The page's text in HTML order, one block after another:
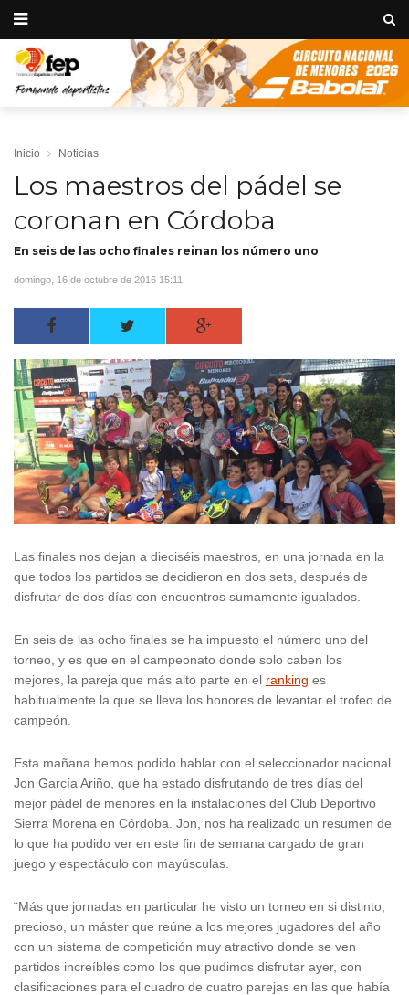
Inicio Noticias
Los maestros del pádel se
coronan en Córdoba
En seis de las ocho finales reinan los número uno
domingo, 16 de octubre de 2016 15:11
Las finales nos dejan a dieciséis maestros, en una jornada en la
que todos los partidos se decidieron en dos sets, después de
disfrutar de dos días con encuentros sumamente igualados.
En seis de las ocho finales se ha impuesto el número uno del
torneo, y es que en el campeonato donde solo caben los
mejores, la pareja que más alto parte en el ranking es
habitualmente la que se lleva los honores de levantar el trofeo de
campeón.
Esta mañana hemos podido hablar con el seleccionador nacional
Jon García Ariño, que ha estado disfrutando de tres días del
mejor pádel de menores en la instalaciones del Club Deportivo
Sierra Morena en Córdoba. Jon, nos ha realizado un resumen de
lo que ha podido ver en este fin de semana cargado de gran
juego y espectáculo con mayúsculas.
¨Más que jornadas en particular he visto un torneo en si distinto,
precioso, un máster que reúne a los mejores jugadores del año
con un sistema de competición muy atractivo donde se ven
partidos increíbles como los que pudimos disfrutar ayer, con
clasificaciones para el cuadro de cuatro parejas en las que había